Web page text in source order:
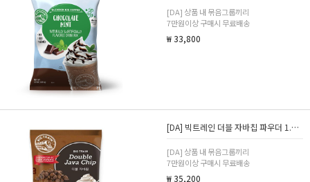
[DA] 상품 내 묶음그룹끼리
7만원이상 구매시 무료배송
₩ 33,800
[DA] 빅트레인 더블 자바칩 파우더 1.59kg
[DA] 상품 내 묶음그룹끼리
7만원이상 구매시 무료배송
₩ 35,200